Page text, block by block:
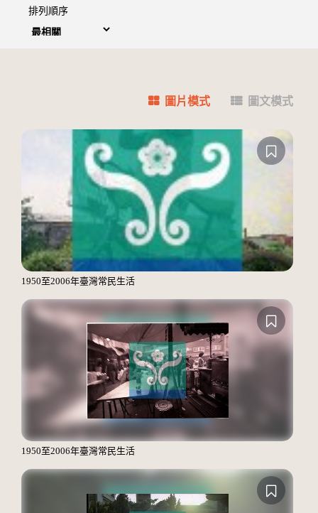
排列順序
圖片模式 圖文模式
1950至2006年臺灣常民生活
1950至2006年臺灣常民生活